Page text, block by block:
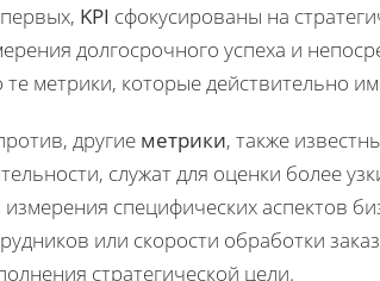
KPI сфокусированы на
долгосрочного успеха и
те метрики, которые действительно
другие метрики, также
служат для оценки более
измерения специфических аспектов
или скорости обработки
стратегической цели.